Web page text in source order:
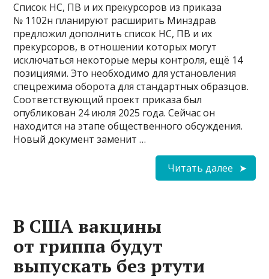
Список НС, ПВ и их прекурсоров из приказа
№ 1102н планируют расширить Минздрав
предложил дополнить список НС, ПВ и их
прекурсоров, в отношении которых могут
исключаться некоторые меры контроля, ещё 14
позициями. Это необходимо для установления
спецрежима оборота для стандартных образцов.
Соответствующий проект приказа был
опубликован 24 июля 2025 года. Сейчас он
находится на этапе общественного обсуждения.
Новый документ заменит …
Читать далее
В США вакцины
от гриппа будут
выпускать без ртути